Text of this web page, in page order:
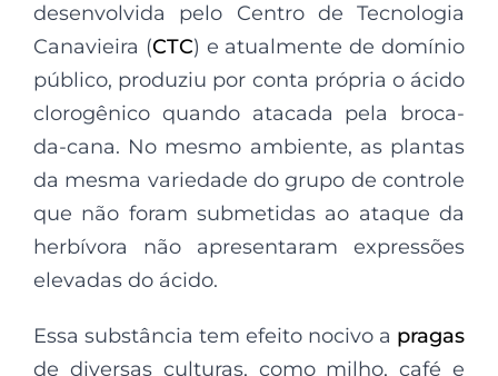
desenvolvida pelo Centro de Tecnologia
Canavieira (CTC) e atualmente de domínio
público, produziu por conta própria o ácido
clorogênico quando atacada pela broca-
da-cana. No mesmo ambiente, as plantas
da mesma variedade do grupo de controle
que não foram submetidas ao ataque da
herbívora não apresentaram expressões
elevadas do ácido.
Essa substância tem efeito nocivo a pragas
de diversas culturas, como milho, café e